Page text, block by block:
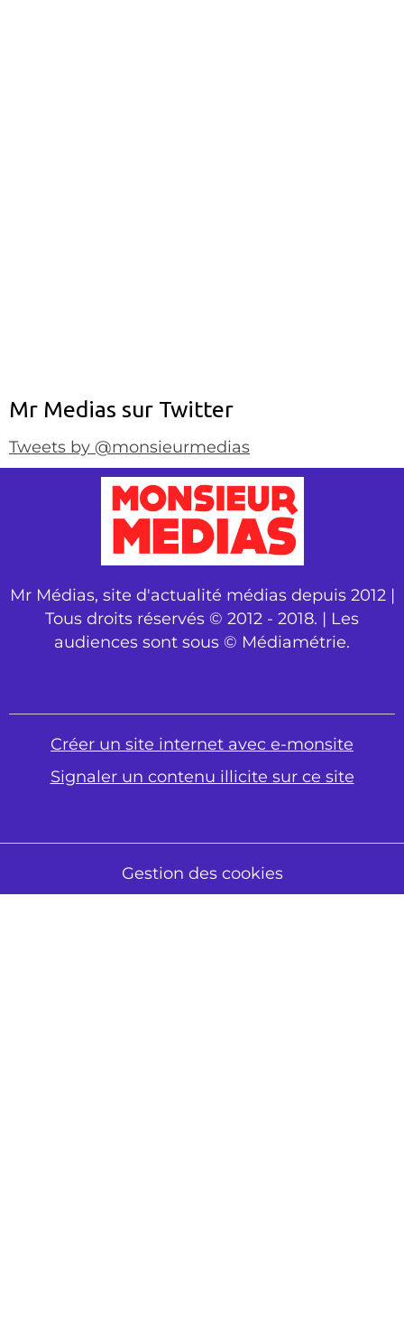
Mr Medias sur Twitter
Tweets by @monsieurmedias
Mr Médias, site d'actualité médias depuis 2012 |
Tous droits réservés © 2012 - 2018. | Les
audiences sont sous © Médiamétrie.
Créer un site internet avec e-monsite
Signaler un contenu illicite sur ce site
Gestion des cookies